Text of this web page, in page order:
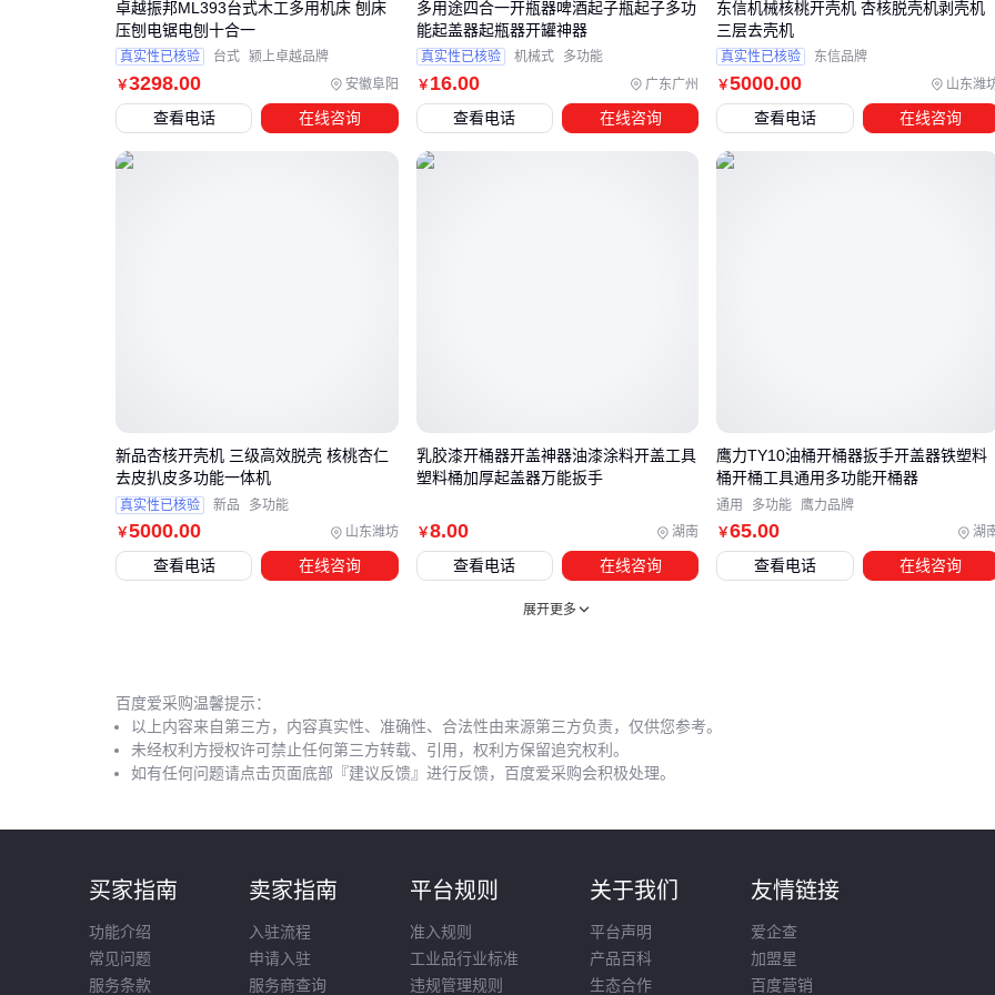
废壳处理： 废壳收集桶
能集中收纳破碎后的外壳，避免散
落污染环境；若产量较大，可考虑带压缩功能的型号减少清
仁收集：
传送带设备
可衔接开壳与清洗工序，耐高温型号
防滑工作手套
刀头磨损、轴承润滑和异物清理是最常见的故障诱因。
操作时建议佩戴防滑工作手套，既能防止手部打滑影响喂料精
度，又能避免汗液腐蚀设备金属部件。芳纶材质的抗割型号更
适合处理边缘锋利的杏核碎片。
每周检查刀头间隙，使用 食品级润滑油
保养传动部件。发现
异响立即停机，很可能是杏核碎片卡入轴承。雨季需特别注意
考虑手动设备的灵活性，连续生产则需要自动机型配合传送带
和废壳收集桶形成流水线。无论哪种方案，定期维护和配套防
护都是延长设备寿命的关键。
￥3298.00 安徽阜阳
卓越振邦ML393台式木工多用机床 刨床
压刨电锯电刨十合一
真实性已核验 台式 颍上卓越品牌
查看电话 在线咨询
￥16.00 广东广州
多用途四合一开瓶器啤酒起子瓶起子多功
能起盖器起瓶器开罐神器
真实性已核验 机械式 多功能
查看电话 在线咨询
￥5000.00 山东潍
东信机械核桃开壳机 杏核脱壳机剥壳机
三层去壳机
真实性已核验 东信品牌
查看电话 在线咨询
￥5000.00 山东潍坊
新品杏核开壳机 三级高效脱壳 核桃杏仁
去皮扒皮多功能一体机
真实性已核验 新品 多功能
查看电话 在线咨询
￥8.00 湖南
乳胶漆开桶器开盖神器油漆涂料开盖工具
塑料桶加厚起盖器万能扳手
查看电话 在线咨询
￥65.00 湖
鹰力TY10油桶开桶器扳手开盖器铁塑料
桶开桶工具通用多功能开桶器
通用 多功能 鹰力品牌
查看电话 在线咨询
展开更多
百度爱采购温馨提示：
以上内容来自第三方，内容真实性、准确性、合法性由来源第三方负责，仅供您参考。
未经权利方授权许可禁止任何第三方转载、引用，权利方保留追究权利。
如有任何问题请点击页面底部『建议反馈』进行反馈，百度爱采购会积极处理。
买家指南
功能介绍
常见问题
服务条款
卖家指南
入驻流程
申请入驻
服务商查询
平台规则
准入规则
工业品行业标准
违规管理规则
关于我们
平台声明
产品百科
生态合作
友情链接
爱企查
加盟星
百度营销